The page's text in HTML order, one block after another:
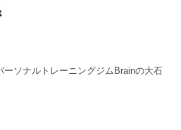
ソナルトレーニングジムBrainの大石